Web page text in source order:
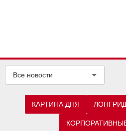
Все новости
КАРТИНА ДНЯ ЛОНГРИД